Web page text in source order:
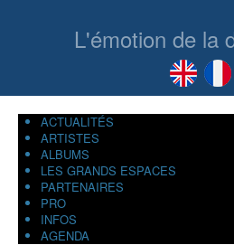
L'émotion de la
ACTUALITÉS
ARTISTES
ALBUMS
LES GRANDS ESPACES
PARTENAIRES
PRO
INFOS
AGENDA